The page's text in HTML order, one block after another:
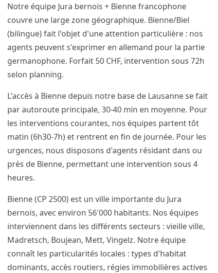
Notre équipe Jura bernois + Bienne francophone
couvre une large zone géographique. Bienne/Biel
(bilingue) fait l'objet d'une attention particulière : nos
agents peuvent s'exprimer en allemand pour la partie
germanophone. Forfait 50 CHF, intervention sous 72h
selon planning.
L'accès à Bienne depuis notre base de Lausanne se fait
par autoroute principale, 30-40 min en moyenne. Pour
les interventions courantes, nos équipes partent tôt
matin (6h30-7h) et rentrent en fin de journée. Pour les
urgences, nous disposons d'agents résidant dans ou
près de Bienne, permettant une intervention sous 4
heures.
Bienne (CP 2500) est un ville importante du Jura
bernois, avec environ 56'000 habitants. Nos équipes
interviennent dans les différents secteurs : vieille ville,
Madretsch, Boujean, Mett, Vingelz. Notre équipe
connaît les particularités locales : types d'habitat
dominants, accès routiers, régies immobilières actives